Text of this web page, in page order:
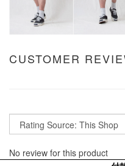
CUSTOMER
No review for this product